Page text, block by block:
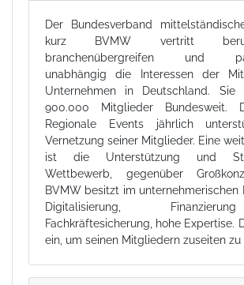
Der Bundesverband
kurz BVMW vertritt
branchenübergreifen und
unabhängig die Interessen der
Unternehmen in Deutschland. Sie
900.000 Mitglieder Bundesweit.
Regionale Events jährlich
Vernetzung seiner Mitglieder. Eine
ist die Unterstützung und
Wettbewerb, gegenüber
BVMW besitzt im unternehmerischen
Digitalisierung,
Fachkräftesicherung, hohe Expertise.
ein, um seinen Mitgliedern zuseiten zu